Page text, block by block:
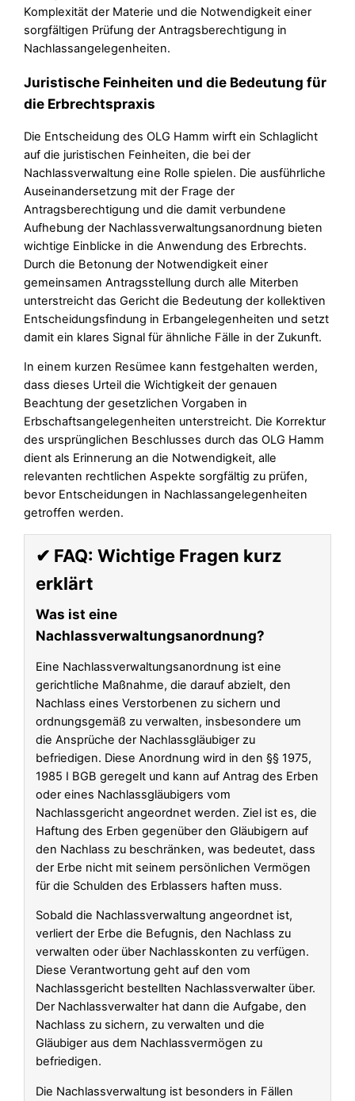
Komplexität der Materie und die Notwendigkeit einer
sorgfältigen Prüfung der Antragsberechtigung in
Nachlassangelegenheiten.
Juristische Feinheiten und die Bedeutung für
die Erbrechtspraxis
Die Entscheidung des OLG Hamm wirft ein Schlaglicht
auf die juristischen Feinheiten, die bei der
Nachlassverwaltung eine Rolle spielen. Die ausführliche
Auseinandersetzung mit der Frage der
Antragsberechtigung und die damit verbundene
Aufhebung der Nachlassverwaltungsanordnung bieten
wichtige Einblicke in die Anwendung des Erbrechts.
Durch die Betonung der Notwendigkeit einer
gemeinsamen Antragsstellung durch alle Miterben
unterstreicht das Gericht die Bedeutung der kollektiven
Entscheidungsfindung in Erbangelegenheiten und setzt
damit ein klares Signal für ähnliche Fälle in der Zukunft.
In einem kurzen Resümee kann festgehalten werden,
dass dieses Urteil die Wichtigkeit der genauen
Beachtung der gesetzlichen Vorgaben in
Erbschaftsangelegenheiten unterstreicht. Die Korrektur
des ursprünglichen Beschlusses durch das OLG Hamm
dient als Erinnerung an die Notwendigkeit, alle
relevanten rechtlichen Aspekte sorgfältig zu prüfen,
bevor Entscheidungen in Nachlassangelegenheiten
getroffen werden.
✔ FAQ: Wichtige Fragen kurz
erklärt
Was ist eine
Nachlassverwaltungsanordnung?
Eine Nachlassverwaltungsanordnung ist eine
gerichtliche Maßnahme, die darauf abzielt, den
Nachlass eines Verstorbenen zu sichern und
ordnungsgemäß zu verwalten, insbesondere um
die Ansprüche der Nachlassgläubiger zu
befriedigen. Diese Anordnung wird in den §§ 1975,
1985 I BGB geregelt und kann auf Antrag des Erben
oder eines Nachlassgläubigers vom
Nachlassgericht angeordnet werden. Ziel ist es, die
Haftung des Erben gegenüber den Gläubigern auf
den Nachlass zu beschränken, was bedeutet, dass
der Erbe nicht mit seinem persönlichen Vermögen
für die Schulden des Erblassers haften muss.
Sobald die Nachlassverwaltung angeordnet ist,
verliert der Erbe die Befugnis, den Nachlass zu
verwalten oder über Nachlasskonten zu verfügen.
Diese Verantwortung geht auf den vom
Nachlassgericht bestellten Nachlassverwalter über.
Der Nachlassverwalter hat dann die Aufgabe, den
Nachlass zu sichern, zu verwalten und die
Gläubiger aus dem Nachlassvermögen zu
befriedigen.
Die Nachlassverwaltung ist besonders in Fällen